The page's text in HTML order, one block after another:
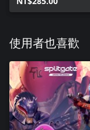
使用者也喜歡